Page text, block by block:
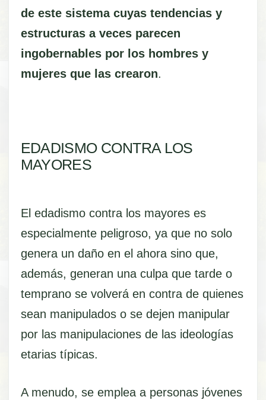
de este sistema cuyas tendencias y
estructuras a veces parecen
ingobernables por los hombres y
mujeres que las crearon.
EDADISMO CONTRA LOS
MAYORES
El edadismo contra los mayores es
especialmente peligroso, ya que no solo
genera un daño en el ahora sino que,
además, generan una culpa que tarde o
temprano se volverá en contra de quienes
sean manipulados o se dejen manipular
por las manipulaciones de las ideologías
etarias típicas.
A menudo, se emplea a personas jóvenes